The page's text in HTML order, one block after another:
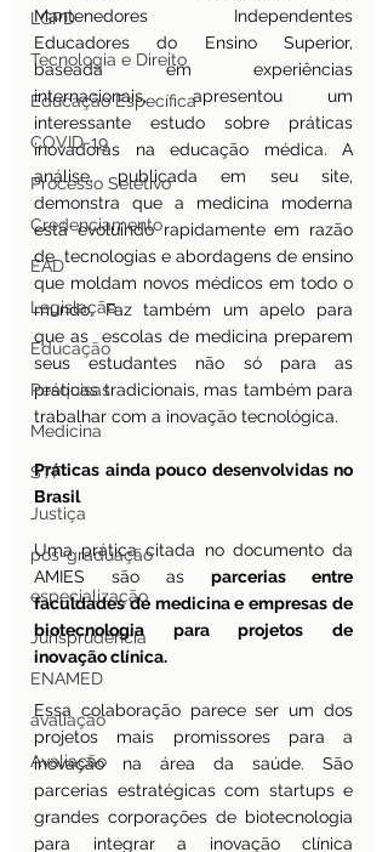
LGPD
Tecnologia e Direito
Educação Específica
COVID-19
Processo Seletivo
Credenciamento
EAD
Legislação
Educação
Pesquisas
Medicina
STF
Justiça
pos-graduação
especialização
Jurisprudência
ENAMED
avaliação
Avaliação
Mantenedores Independentes
Educadores do Ensino Superior,
baseada em experiências
internacionais, apresentou um
interessante estudo sobre práticas
inovadoras na educação médica. A
análise, publicada em seu site,
demonstra que a medicina moderna
está evoluindo rapidamente em razão
de  tecnologias e abordagens de ensino
que moldam novos médicos em todo o
mundo. Faz também um apelo para
que as  escolas de medicina preparem
seus estudantes não só para as
práticas tradicionais, mas também para
trabalhar com a inovação tecnológica.
Práticas ainda pouco desenvolvidas no
Brasil
Uma prática citada no documento da
AMIES são as parcerias entre
faculdades de medicina e empresas de
biotecnologia para projetos de
inovação clínica.
Essa colaboração parece ser um dos
projetos mais promissores para a
inovação na área da saúde. São
parcerias estratégicas com startups e
grandes corporações de biotecnologia
para integrar a inovação clínica